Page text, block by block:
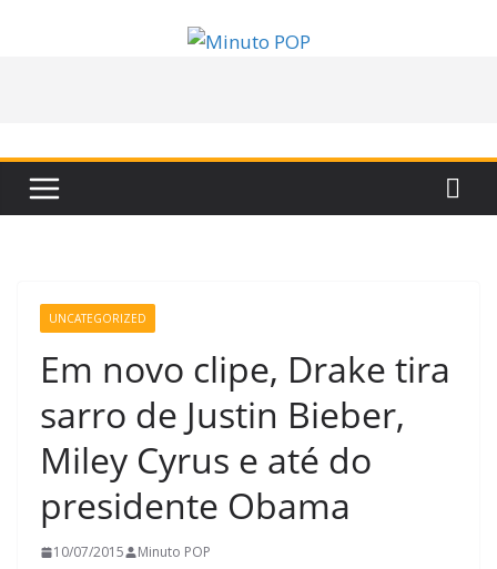
UNCATEGORIZED
Em novo clipe, Drake tira
sarro de Justin Bieber,
Miley Cyrus e até do
presidente Obama
10/07/2015 Minuto POP